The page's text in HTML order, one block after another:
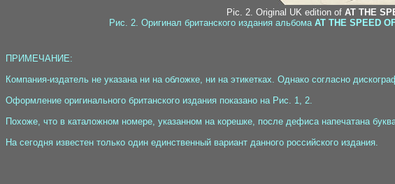
Pic. 2. Original UK edition of AT THE
Рис. 2. Оригинал британского издания альбома AT THE SPEED
ПРИМЕЧАНИЕ:
Компания-издатель не указана ни на обложке, ни на этикетках. Однако согласно
Оформление оригинального британского издания показано на Рис. 1, 2.
Похоже, что в каталожном номере, указанном на корешке, после дефиса напечатана
На сегодня известен только один единственный вариант данного российского издания.